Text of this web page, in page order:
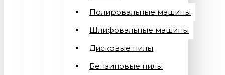
Полировальные машины
Шлифовальные машины
Дисковые пилы
Бензиновые пилы